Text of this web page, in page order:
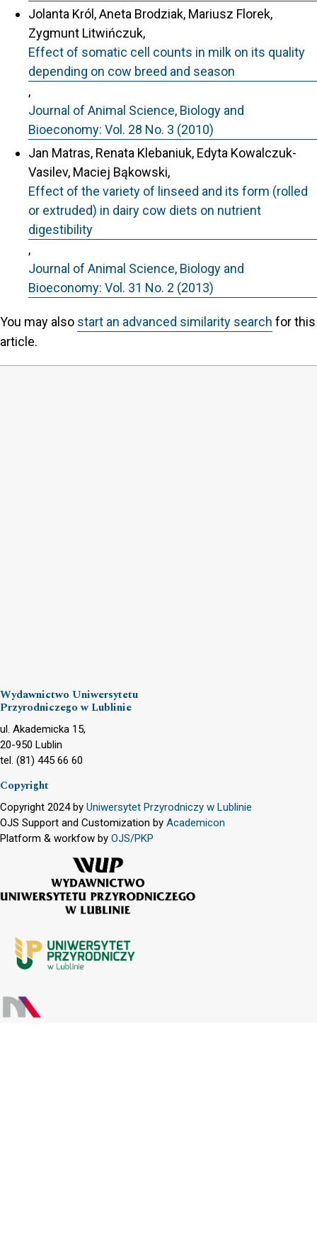
Jolanta Król, Aneta Brodziak, Mariusz Florek,
Zygmunt Litwińczuk,
Effect of somatic cell counts in milk on its quality
depending on cow breed and season
,
Journal of Animal Science, Biology and
Bioeconomy: Vol. 28 No. 3 (2010)
Jan Matras, Renata Klebaniuk, Edyta Kowalczuk-
Vasilev, Maciej Bąkowski,
Effect of the variety of linseed and its form (rolled
or extruded) in dairy cow diets on nutrient
digestibility
,
Journal of Animal Science, Biology and
Bioeconomy: Vol. 31 No. 2 (2013)
You may also start an advanced similarity search for this
article.
Wydawnictwo Uniwersytetu
Przyrodniczego w Lublinie
ul. Akademicka 15,
20-950 Lublin
tel. (81) 445 66 60
Copyright
Copyright 2024 by Uniwersytet Przyrodniczy w Lublinie
OJS Support and Customization by Academicon
Platform & workfow by OJS/PKP